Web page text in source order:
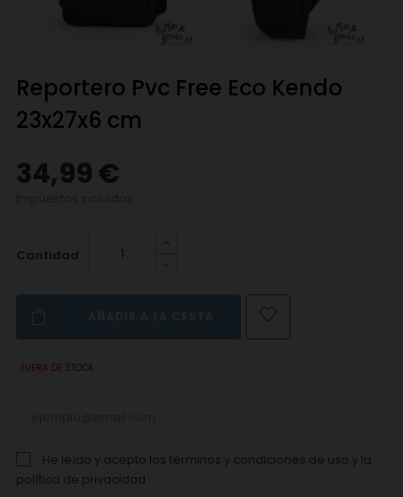
Reportero Pvc Free Eco Kendo
23x27x6 cm
34,99 €
Cantidad
FUERA DE STOCK
He leído y acepto los términos y condiciones de uso y la
política de privacidad